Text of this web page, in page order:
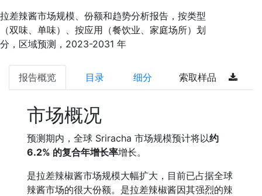
拉差辣酱市场规模、份额和趋势分析报告，按类型
（双味、单味）、按应用（餐饮业、家庭场所）划
分，区域预测，2023-2031 年
报告概览 目录 细分 索取样品
市场概况
预测期内，全球 Sriracha 市场规模预计将以约
6.2% 的复合年增长率增长。
是拉差辣椒酱市场规模大幅扩大，目前已占据全球
辣酱市场的很大份额。是拉差辣椒酱因其强烈的辣